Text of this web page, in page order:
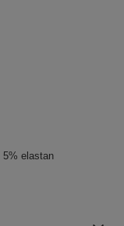
5% elastan